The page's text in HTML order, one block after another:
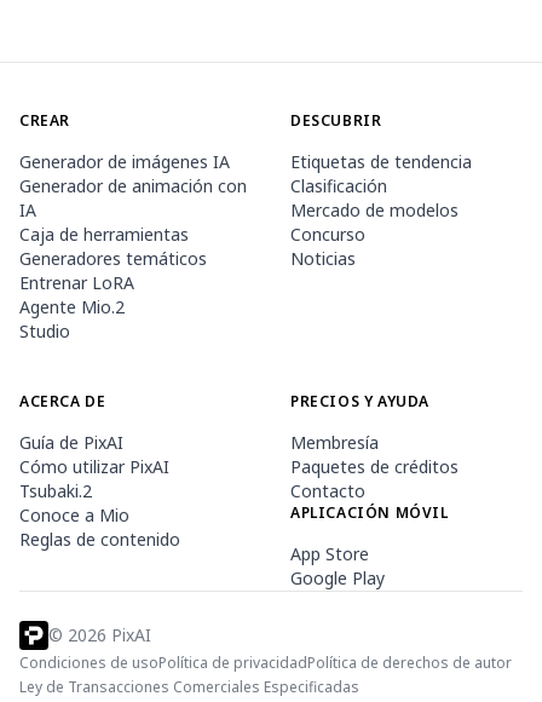
CREAR
Generador de imágenes IA
Generador de animación con
IA
Caja de herramientas
Generadores temáticos
Entrenar LoRA
Agente Mio.2
Studio
DESCUBRIR
Etiquetas de tendencia
Clasificación
Mercado de modelos
Concurso
Noticias
ACERCA DE
Guía de PixAI
Cómo utilizar PixAI
Tsubaki.2
Conoce a Mio
Reglas de contenido
PRECIOS Y AYUDA
Membresía
Paquetes de créditos
Contacto
APLICACIÓN MÓVIL
App Store
Google Play
© 2026 PixAI
Condiciones de usoPolítica de privacidadPolítica de derechos de autor
Ley de Transacciones Comerciales Especificadas